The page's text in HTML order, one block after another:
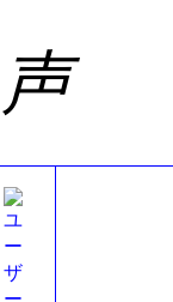
声